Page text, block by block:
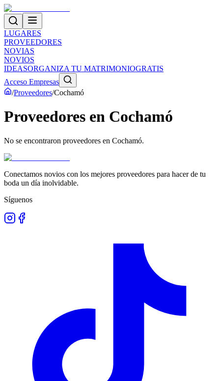
LUGARES
PROVEEDORES
NOVIAS
NOVIOS
IDEASORGANIZA TU MATRIMONIOGRATIS
Acceso Empresas
/Proveedores/Cochamó
Proveedores en Cochamó
No se encontraron proveedores en Cochamó.
Conectamos novios con los mejores proveedores para hacer de tu
boda un día inolvidable.
Síguenos